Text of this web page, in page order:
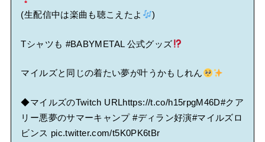
(生配信中は楽曲も聴こえたよ )
Tシャツも #BABYMETAL公式グッズ
マイルズと同じの着たい夢が叶うかもしれん
◆マイルズのTwitch URLhttps://t.co/h15rpgM46D#クア
リー悪夢のサマーキャンプ #ディラン好演#マイルズロ
ビンス pic.twitter.com/t5K0PK6tBr